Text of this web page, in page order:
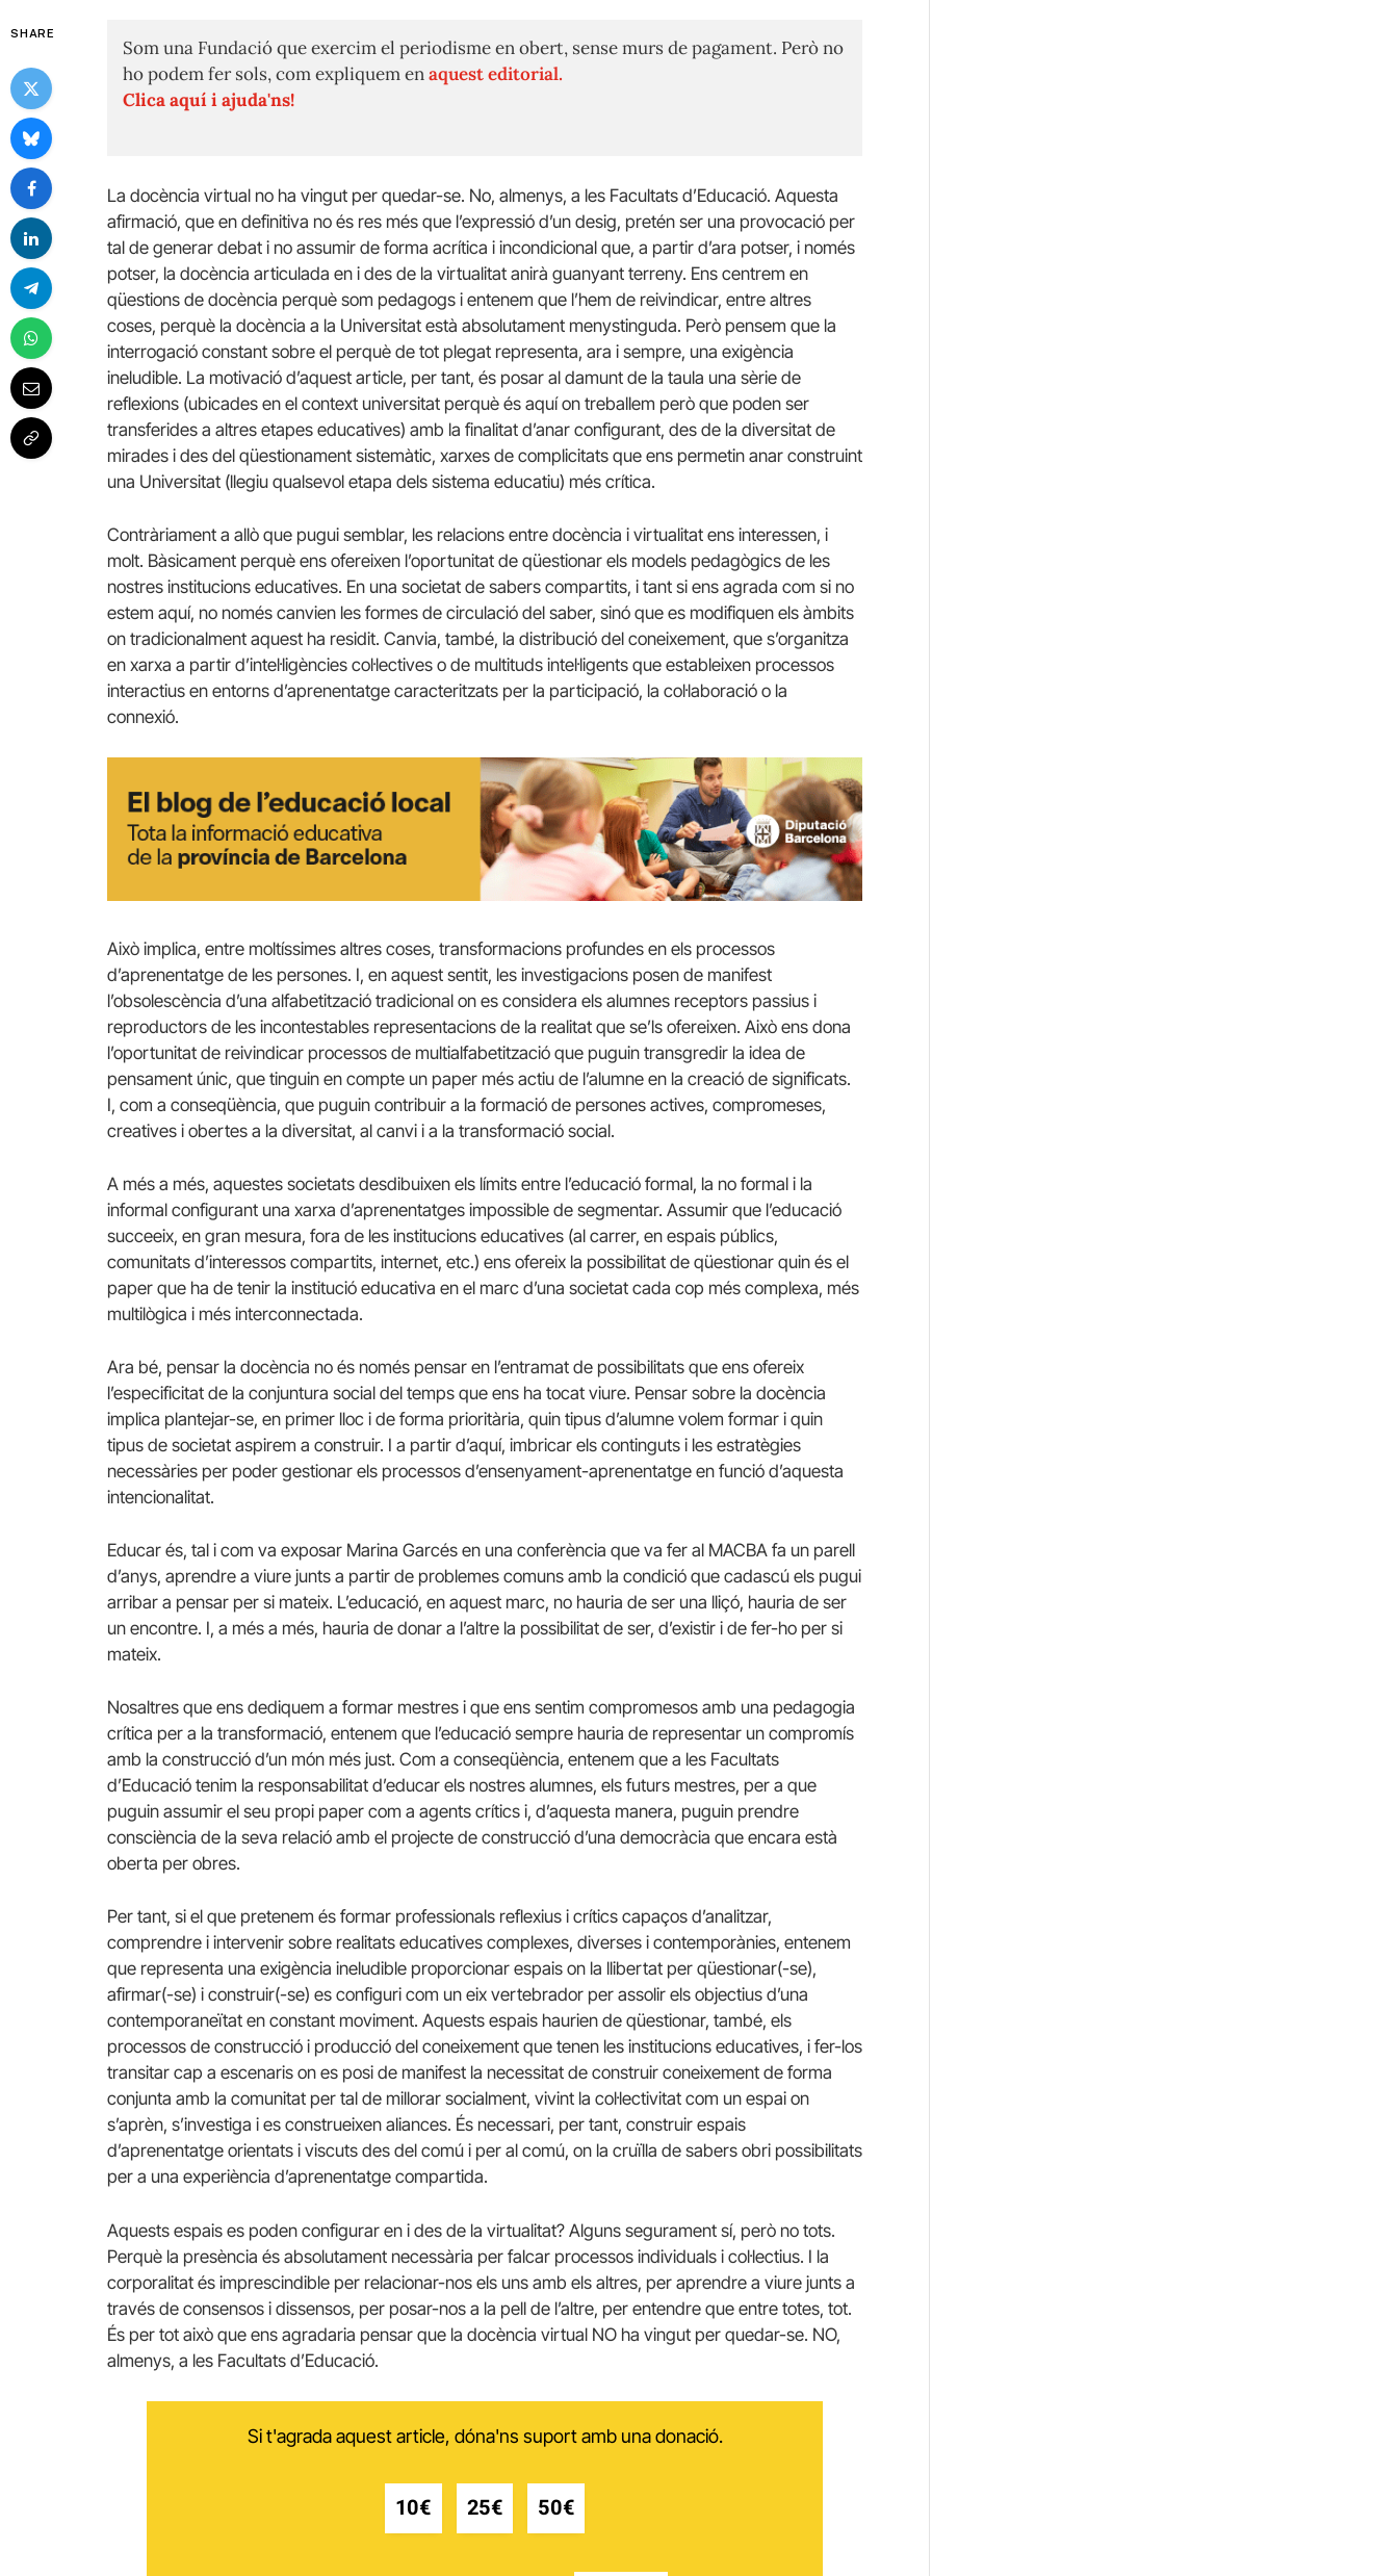
SHARE
Som una Fundació que exercim el periodisme en obert, sense murs de pagament. Però no
ho podem fer sols, com expliquem enaquest editorial.
Clica aquí i ajuda'ns!
La docència virtual no ha vingut per quedar-se. No, almenys, a les Facultats d’Educació. Aquesta
afirmació, que en definitiva no és res més que l’expressió d’un desig, pretén ser una provocació per
tal de generar debat i no assumir de forma acrítica i incondicional que, a partir d’ara potser, i només
potser, la docència articulada en i des de la virtualitat anirà guanyant terreny. Ens centrem en
qüestions de docència perquè som pedagogs i entenem que l’hem de reivindicar, entre altres
coses, perquè la docència a la Universitat està absolutament menystinguda. Però pensem que la
interrogació constant sobre el perquè de tot plegat representa, ara i sempre, una exigència
ineludible. La motivació d’aquest article, per tant, és posar al damunt de la taula una sèrie de
reflexions (ubicades en el context universitat perquè és aquí on treballem però que poden ser
transferides a altres etapes educatives) amb la finalitat d’anar configurant, des de la diversitat de
mirades i des del qüestionament sistemàtic, xarxes de complicitats que ens permetin anar construint
una Universitat (llegiu qualsevol etapa dels sistema educatiu) més crítica.
Contràriament a allò que pugui semblar, les relacions entre docència i virtualitat ens interessen, i
molt. Bàsicament perquè ens ofereixen l’oportunitat de qüestionar els models pedagògics de les
nostres institucions educatives. En una societat de sabers compartits, i tant si ens agrada com si no
estem aquí, no només canvien les formes de circulació del saber, sinó que es modifiquen els àmbits
on tradicionalment aquest ha residit. Canvia, també, la distribució del coneixement, que s’organitza
en xarxa a partir d’intel·ligències col·lectives o de multituds intel·ligents que estableixen processos
interactius en entorns d’aprenentatge caracteritzats per la participació, la col·laboració o la
connexió.
Això implica, entre moltíssimes altres coses, transformacions profundes en els processos
d’aprenentatge de les persones. I, en aquest sentit, les investigacions posen de manifest
l’obsolescència d’una alfabetització tradicional on es considera els alumnes receptors passius i
reproductors de les incontestables representacions de la realitat que se’ls ofereixen. Això ens dona
l’oportunitat de reivindicar processos de multialfabetització que puguin transgredir la idea de
pensament únic, que tinguin en compte un paper més actiu de l’alumne en la creació de significats.
I, com a conseqüència, que puguin contribuir a la formació de persones actives, compromeses,
creatives i obertes a la diversitat, al canvi i a la transformació social.
A més a més, aquestes societats desdibuixen els límits entre l’educació formal, la no formal i la
informal configurant una xarxa d’aprenentatges impossible de segmentar. Assumir que l’educació
succeeix, en gran mesura, fora de les institucions educatives (al carrer, en espais públics,
comunitats d’interessos compartits, internet, etc.) ens ofereix la possibilitat de qüestionar quin és el
paper que ha de tenir la institució educativa en el marc d’una societat cada cop més complexa, més
multilògica i més interconnectada.
Ara bé, pensar la docència no és només pensar en l’entramat de possibilitats que ens ofereix
l’especificitat de la conjuntura social del temps que ens ha tocat viure. Pensar sobre la docència
implica plantejar-se, en primer lloc i de forma prioritària, quin tipus d’alumne volem formar i quin
tipus de societat aspirem a construir. I a partir d’aquí, imbricar els continguts i les estratègies
necessàries per poder gestionar els processos d’ensenyament-aprenentatge en funció d’aquesta
intencionalitat.
Educar és, tal i com va exposar Marina Garcés en una conferència que va fer al MACBA fa un parell
d’anys, aprendre a viure junts a partir de problemes comuns amb la condició que cadascú els pugui
arribar a pensar per si mateix. L’educació, en aquest marc, no hauria de ser una lliçó, hauria de ser
un encontre. I, a més a més, hauria de donar a l’altre la possibilitat de ser, d’existir i de fer-ho per si
mateix.
Nosaltres que ens dediquem a formar mestres i que ens sentim compromesos amb una pedagogia
crítica per a la transformació, entenem que l’educació sempre hauria de representar un compromís
amb la construcció d’un món més just. Com a conseqüència, entenem que a les Facultats
d’Educació tenim la responsabilitat d’educar els nostres alumnes, els futurs mestres, per a que
puguin assumir el seu propi paper com a agents crítics i, d’aquesta manera, puguin prendre
consciència de la seva relació amb el projecte de construcció d’una democràcia que encara està
oberta per obres.
Per tant, si el que pretenem és formar professionals reflexius i crítics capaços d’analitzar,
comprendre i intervenir sobre realitats educatives complexes, diverses i contemporànies, entenem
que representa una exigència ineludible proporcionar espais on la llibertat per qüestionar(-se),
afirmar(-se) i construir(-se) es configuri com un eix vertebrador per assolir els objectius d’una
contemporaneïtat en constant moviment. Aquests espais haurien de qüestionar, també, els
processos de construcció i producció del coneixement que tenen les institucions educatives, i fer-los
transitar cap a escenaris on es posi de manifest la necessitat de construir coneixement de forma
conjunta amb la comunitat per tal de millorar socialment, vivint la col·lectivitat com un espai on
s’aprèn, s’investiga i es construeixen aliances. És necessari, per tant, construir espais
d’aprenentatge orientats i viscuts des del comú i per al comú, on la cruïlla de sabers obri possibilitats
per a una experiència d’aprenentatge compartida.
Aquests espais es poden configurar en i des de la virtualitat? Alguns segurament sí, però no tots.
Perquè la presència és absolutament necessària per falcar processos individuals i col·lectius. I la
corporalitat és imprescindible per relacionar-nos els uns amb els altres, per aprendre a viure junts a
través de consensos i dissensos, per posar-nos a la pell de l’altre, per entendre que entre totes, tot.
És per tot això que ens agradaria pensar que la docència virtual NO ha vingut per quedar-se. NO,
almenys, a les Facultats d’Educació.
Si t'agrada aquest article, dóna'ns suport amb una donació.
10€ 25€ 50€